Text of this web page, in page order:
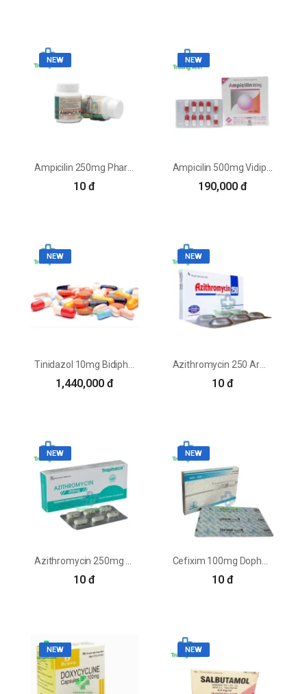
NEW
10 đ
NEW
190,000 đ
NEW
1,440,000 đ
NEW
Azithromycin 250 Armepharco - Thuốc điều trị nhiễm khuẩn
10 đ
NEW
10 đ
NEW
10 đ
NEW NEW